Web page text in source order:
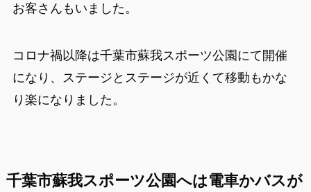
お客さんもいました。
コロナ禍以降は千葉市蘇我スポーツ公園にて開催
になり、ステージとステージが近くて移動もかな
り楽になりました。
千葉市蘇我スポーツ公園へは電車かバスが